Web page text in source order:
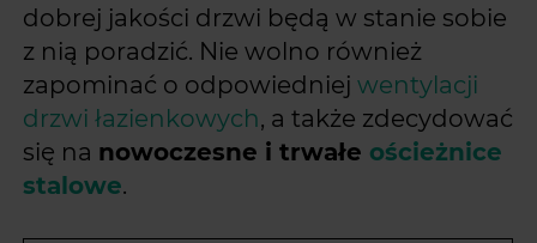
dobrej jakości drzwi będą w stanie sobie
z nią poradzić. Nie wolno również
zapominać o odpowiedniejwentylacji
drzwi łazienkowych, a także zdecydować
się na nowoczesne i trwałe ościeżnice
stalowe.